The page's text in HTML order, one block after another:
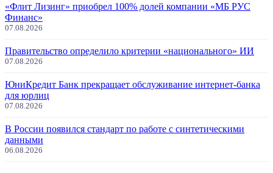
«Флит Лизинг» приобрел 100% долей компании «МБ РУС
Финанс»
07.08.2026
Правительство определило критерии «национального» ИИ
07.08.2026
ЮниКредит Банк прекращает обслуживание интернет-банка
для юрлиц
07.08.2026
В России появился стандарт по работе с синтетическими
данными
06.08.2026